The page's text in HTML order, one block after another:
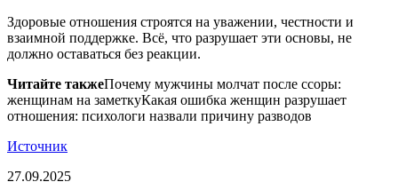
Здоровые отношения строятся на уважении, честности и
взаимной поддержке. Всё, что разрушает эти основы, не
должно оставаться без реакции.
Читайте такжеПочему мужчины молчат после ссоры:
женщинам на заметкуКакая ошибка женщин разрушает
отношения: психологи назвали причину разводов
Источник
27.09.2025